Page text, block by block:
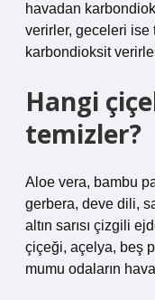
havadan
verirler, geceleri ise
karbondioksit
Hangi
temizler?
Aloe vera, bambu
gerbera, deve dili,
altın sarısı çizgili
çiçeği, açelya, beş
mumu odaların